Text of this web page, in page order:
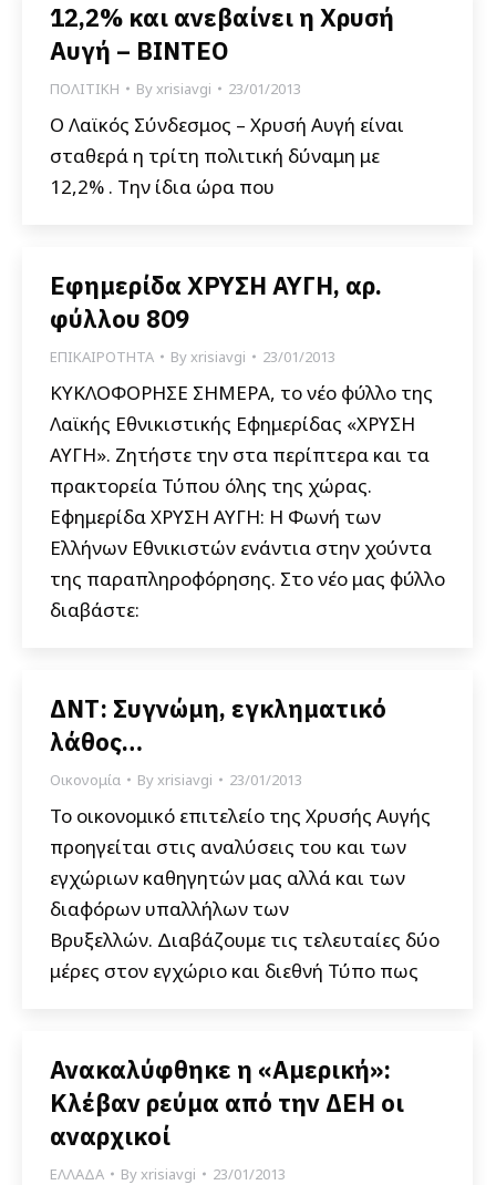
12,2% και ανεβαίνει η Χρυσή
Αυγή – BINTEO
ΠΟΛΙΤΙΚΗ Byxrisiavgi 23/01/2013
Ο Λαϊκός Σύνδεσμος – Χρυσή Αυγή είναι
σταθερά η τρίτη πολιτική δύναμη με
12,2% . Την ίδια ώρα που
Εφημερίδα ΧΡΥΣΗ ΑΥΓΗ, αρ.
φύλλου 809
ΕΠΙΚΑΙΡΟΤΗΤΑ Byxrisiavgi 23/01/2013
ΚΥΚΛΟΦΟΡΗΣΕ ΣΗΜΕΡΑ, το νέο φύλλο της
Λαϊκής Εθνικιστικής Εφημερίδας «ΧΡΥΣΗ
ΑΥΓΗ». Ζητήστε την στα περίπτερα και τα
πρακτορεία Τύπου όλης της χώρας.
Εφημερίδα ΧΡΥΣΗ ΑΥΓΗ: Η Φωνή των
Ελλήνων Εθνικιστών ενάντια στην χούντα
της παραπληροφόρησης. Στο νέο μας φύλλο
διαβάστε:
ΔΝΤ: Συγνώμη, εγκληματικό
λάθος…
Οικονομία Byxrisiavgi 23/01/2013
Το οικονομικό επιτελείο της Χρυσής Αυγής
προηγείται στις αναλύσεις του και των
εγχώριων καθηγητών μας αλλά και των
διαφόρων υπαλλήλων των
Βρυξελλών. Διαβάζουμε τις τελευταίες δύο
μέρες στον εγχώριο και διεθνή Τύπο πως
Ανακαλύφθηκε η «Αμερική»:
Κλέβαν ρεύμα από την ΔΕΗ οι
αναρχικοί
ΕΛΛΑΔΑ Byxrisiavgi 23/01/2013